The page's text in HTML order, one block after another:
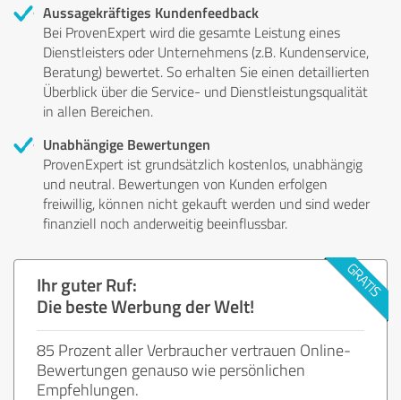
Aussagekräftiges Kundenfeedback
Bei ProvenExpert wird die gesamte Leistung eines
Dienstleisters oder Unternehmens (z.B. Kundenservice,
Beratung) bewertet. So erhalten Sie einen detaillierten
Überblick über die Service- und Dienstleistungsqualität
in allen Bereichen.
Unabhängige Bewertungen
ProvenExpert ist grundsätzlich kostenlos, unabhängig
und neutral. Bewertungen von Kunden erfolgen
freiwillig, können nicht gekauft werden und sind weder
finanziell noch anderweitig beeinflussbar.
Ihr guter Ruf:
Die beste Werbung der Welt!
85 Prozent aller Verbraucher vertrauen Online-
Bewertungen genauso wie persönlichen
Empfehlungen.